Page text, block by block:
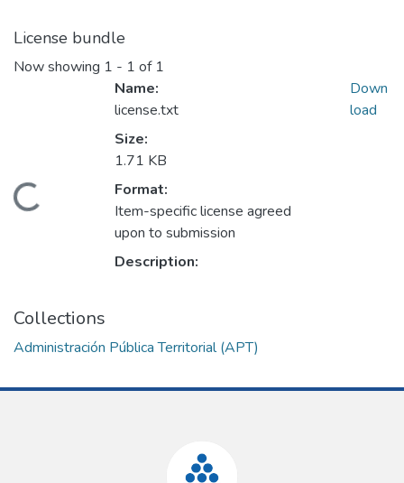
License bundle
Now showing 1 - 1 of 1
Name:
license.txt
Size:
1.71 KB
Format:
Item-specific license agreed
upon to submission
Description:
Down
load
Collections
Administración Pública Territorial (APT)